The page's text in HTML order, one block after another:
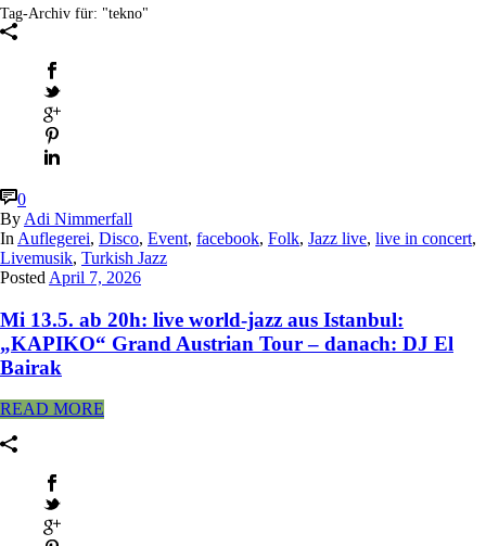
Tag-Archiv für: "tekno"
0
By Adi Nimmerfall
In Auflegerei, Disco, Event, facebook, Folk, Jazz live, live in concert,
Livemusik, Turkish Jazz
Posted April 7, 2026
Mi 13.5. ab 20h: live world-jazz aus Istanbul:
„KAPIKO“ Grand Austrian Tour – danach: DJ El
Bairak
READ MORE